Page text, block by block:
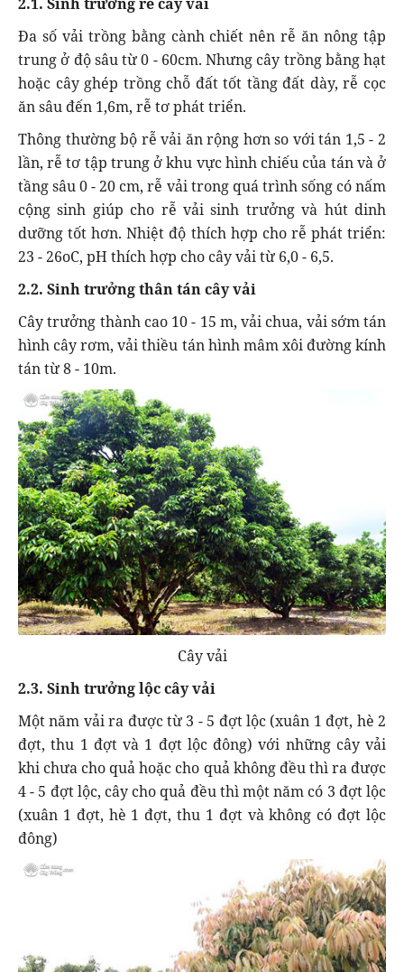
Đa số vải trồng bằng cành chiết nên rễ ăn nông tập
trung ở độ sâu từ 0 - 60cm. Nhưng cây trồng bằng hạt
hoặc cây ghép trồng chỗ đất tốt tầng đất dày, rễ cọc
ăn sâu đến 1,6m, rễ tơ phát triển.
Thông thường bộ rễ vải ăn rộng hơn so với tán 1,5 - 2
lần, rễ tơ tập trung ở khu vực hình chiếu của tán và ở
tầng sâu 0 - 20 cm, rễ vải trong quá trình sống có nấm
cộng sinh giúp cho rễ vải sinh trưởng và hút dinh
dưỡng tốt hơn. Nhiệt độ thích hợp cho rễ phát triển:
23 - 26oC, pH thích hợp cho cây vải từ 6,0 - 6,5.
2.2. Sinh trưởng thân tán cây vải
Cây trưởng thành cao 10 - 15 m, vải chua, vải sớm tán
hình cây rơm, vải thiều tán hình mâm xôi đường kính
tán từ 8 - 10m.
Cây vải
2.3. Sinh trưởng lộc cây vải
Một năm vải ra được từ 3 - 5 đợt lộc (xuân 1 đợt, hè 2
đợt, thu 1 đợt và 1 đợt lộc đông) với những cây vải
khi chưa cho quả hoặc cho quả không đều thì ra được
4 - 5 đợt lộc, cây cho quả đều thì một năm có 3 đợt lộc
(xuân 1 đợt, hè 1 đợt, thu 1 đợt và không có đợt lộc
đông)